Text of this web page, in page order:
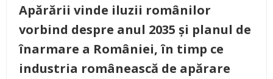
Apărării vinde iluzii românilor
vorbind despre anul 2035 și planul de
înarmare a României, în timp ce
industria românească de apărare